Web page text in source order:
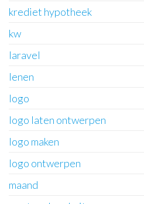
krediet hypotheek
kw
laravel
lenen
logo
logo laten ontwerpen
logo maken
logo ontwerpen
maand